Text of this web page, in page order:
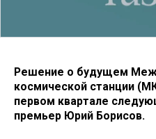
Решение о будущем
космической станции
первом квартале
премьер Юрий Борисов.